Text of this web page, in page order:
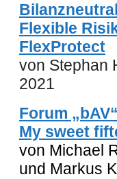
Flexible
FlexProtect
von Stephan
2021
Forum
My sweet
von Michael
und Markus